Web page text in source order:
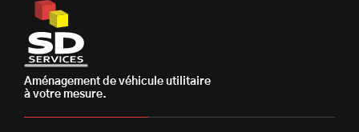
Aménagement de véhicule utilitaire
à votre mesure.